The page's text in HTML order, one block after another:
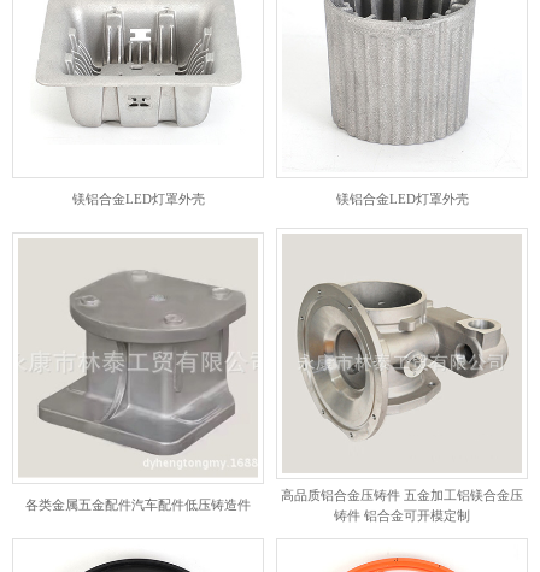
镁铝合金LED灯罩外壳 镁铝合金LED灯罩外壳
各类金属五金配件汽车配件低压铸造件
高品质铝合金压铸件 五金加工铝镁合金压
铸件 铝合金可开模定制